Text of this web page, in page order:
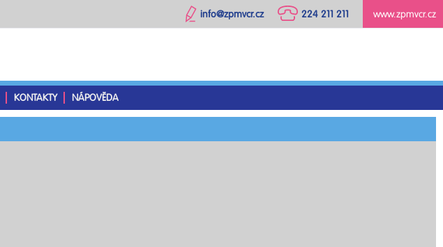
www.zpmvcr.cz
224 211 211
info@zpmvcr.cz
KONTAKTY NÁPOVĚDA